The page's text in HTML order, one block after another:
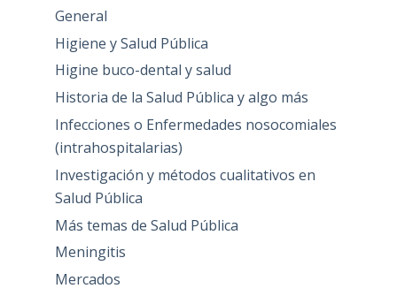
General
Higiene y Salud Pública
Higine buco-dental y salud
Historia de la Salud Pública y algo más
Infecciones o Enfermedades nosocomiales
(intrahospitalarias)
Investigación y métodos cualitativos en
Salud Pública
Más temas de Salud Pública
Meningitis
Mercados